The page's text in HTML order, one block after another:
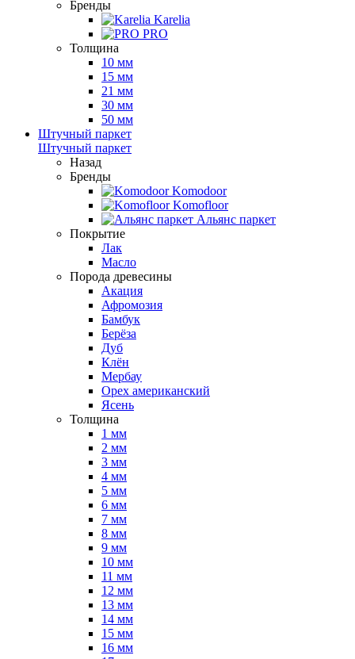
Бренды
Karelia
PRO
Толщина
10 мм
15 мм
21 мм
30 мм
50 мм
Штучный паркет
Штучный паркет
Назад
Бренды
Komodoor
Komofloor
Альянс паркет
Покрытие
Лак
Масло
Порода древесины
Акация
Афромозия
Бамбук
Берёза
Дуб
Клён
Мербау
Орех американский
Ясень
Толщина
1 мм
2 мм
3 мм
4 мм
5 мм
6 мм
7 мм
8 мм
9 мм
10 мм
11 мм
12 мм
13 мм
14 мм
15 мм
16 мм